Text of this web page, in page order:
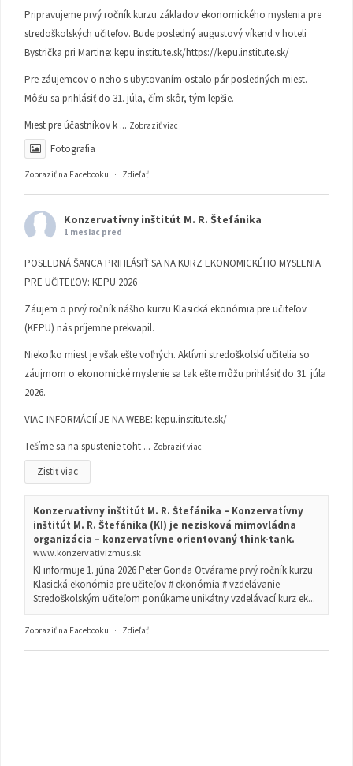
Pripravujeme prvý ročník kurzu základov ekonomického myslenia pre
stredoškolských učiteľov. Bude posledný augustový víkend v hoteli
Bystrička pri Martine: kepu.institute.sk/https://kepu.institute.sk/
Pre záujemcov o neho s ubytovaním ostalo pár posledných miest.
Môžu sa prihlásiť do 31. júla, čím skôr, tým lepšie.
Miest pre účastníkov k ... Zobraziť viac
Fotografia
Zobraziť na Facebooku · Zdieľať
Konzervatívny inštitút M. R. Štefánika
1 mesiac pred
POSLEDNÁ ŠANCA PRIHLÁSIŤ SA NA KURZ EKONOMICKÉHO MYSLENIA
PRE UČITEĽOV: KEPU 2026
Záujem o prvý ročník nášho kurzu Klasická ekonómia pre učiteľov
(KEPU) nás príjemne prekvapil.
Niekoľko miest je však ešte voľných. Aktívni stredoškolskí učitelia so
záujmom o ekonomické myslenie sa tak ešte môžu prihlásiť do 31. júla
2026.
VIAC INFORMÁCIÍ JE NA WEBE: kepu.institute.sk/
Tešíme sa na spustenie toht ... Zobraziť viac
Zistiť viac
Konzervatívny inštitút M. R. Štefánika – Konzervatívny
inštitút M. R. Štefánika (KI) je nezisková mimovládna
organizácia – konzervatívne orientovaný think-tank.
www.konzervativizmus.sk
KI informuje 1. júna 2026 Peter Gonda Otvárame prvý ročník kurzu
Klasická ekonómia pre učiteľov # ekonómia # vzdelávanie
Stredoškolským učiteľom ponúkame unikátny vzdelávací kurz ek...
Zobraziť na Facebooku · Zdieľať